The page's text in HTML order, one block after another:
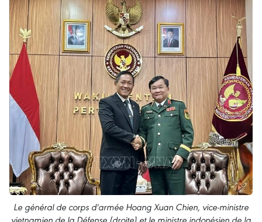
Le général de corps d'armée Hoang Xuan Chien, vice-ministre
vietnamien de la Défense (droite) et le ministre indonésien de la